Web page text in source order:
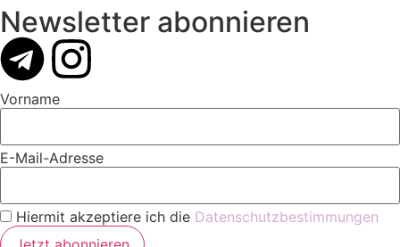
Newsletter abonnieren
Vorname
E-Mail-Adresse
Hiermit akzeptiere ich die Datenschutzbestimmungen